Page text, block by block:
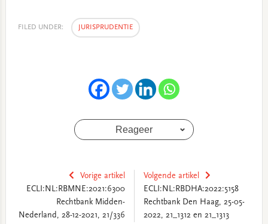
FILED UNDER: JURISPRUDENTIE
Reageer
Vorige artikel
ECLI:NL:RBMNE:2021:6300
Rechtbank Midden-
Nederland, 28-12-2021, 21/336
Volgende artikel
ECLI:NL:RBDHA:2022:5158
Rechtbank Den Haag, 25-05-
2022, 21_1312 en 21_1313